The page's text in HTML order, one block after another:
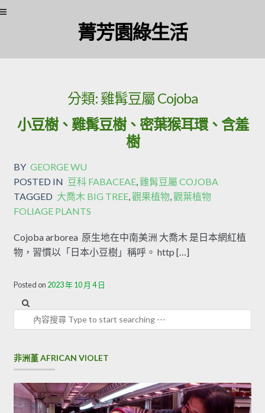
Skip to navigation菁芳園綠生活
分類: 雞髯豆屬 Cojoba
小豆樹、雞髯豆樹、密葉猴耳環、含羞
樹
BY GEORGE WU
POSTED IN 豆科 FABACEAE,雞髯豆屬 COJOBA
TAGGED 大喬木 BIG TREE,觀果植物,觀葉植物
FOLIAGE PLANTS
Cojoba arborea 原生地在中南美洲 大喬木 是日本網紅植
物，習慣以「日本小豆樹」稱呼。 http […]
Posted on 2023 年 10 月 4 日
內容搜尋
非洲堇 AFRICAN VIOLET